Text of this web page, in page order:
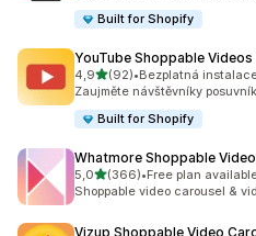
Built for Shopify
YouTube Shoppable Videos
4,9z 5 hvězd
(92)
Celkový počet recenzí: 92
•Bezplatná
Zaujměte návštěvníky
Built for Shopify
Whatmore Shoppable
5,0z 5 hvězd
(366)
Celkový počet recenzí: 366
•Free plan
Shoppable video carousel &
Vizup Shoppable Video